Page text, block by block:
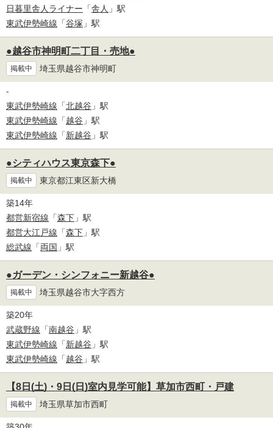
日暮里舎人ライナー 「舎人 」駅
東武伊勢崎線 「谷塚 」駅
●越谷市神明町二丁目・売地●
掲載中 埼玉県越谷市神明町
-
東武伊勢崎線 「北越谷 」駅
東武伊勢崎線 「越谷 」駅
東武伊勢崎線 「新越谷 」駅
●シティハウス東京森下●
掲載中 東京都江東区新大橋
築14年
都営新宿線 「森下 」駅
都営大江戸線 「森下 」駅
総武線 「両国 」駅
●ガーデン・シンフォニー新越谷●
掲載中 埼玉県越谷市大字西方
築20年
武蔵野線 「南越谷 」駅
東武伊勢崎線 「新越谷 」駅
東武伊勢崎線 「越谷 」駅
【8日(土)・9日(日)室内見学可能】草加市西町・戸建
掲載中 埼玉県草加市西町